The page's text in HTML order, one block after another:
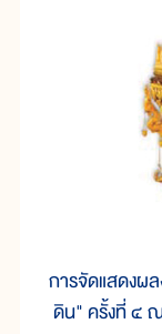
การจัดแสดงผ
ดิน" ครั้งที่ ๔